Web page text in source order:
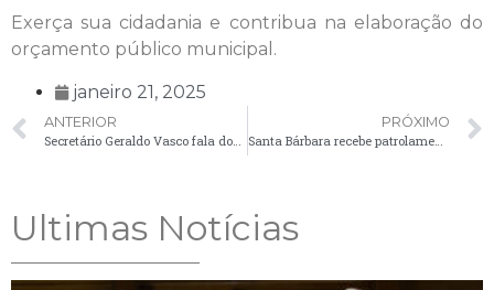
Exerça sua cidadania e contribua na elaboração do
orçamento público municipal.
janeiro 21, 2025
ANTERIOR
PRÓXIMO
Santa Bárbara recebe patrolamento para melhoria da via
Ultimas Notícias